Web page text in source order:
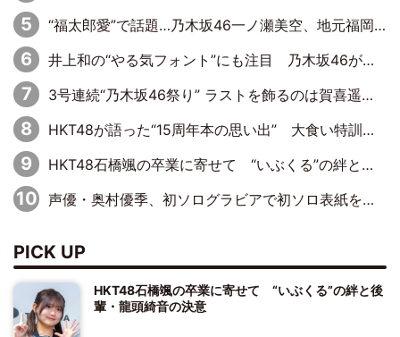
“福太郎愛”で話題…乃木坂46一ノ瀬美空、地元福岡『めんべい25周年トップサポーター』に就任
井上和の“やる気フォント”にも注目 乃木坂46が挑んだ書道パフォーマンスの舞台裏
3号連続“乃木坂46祭り” ラストを飾るのは賀喜遥香…5年ぶりの登場に「5年分大人になった私を見ていただけたら」
HKT48が語った“15周年本の思い出” 大食い特訓・守護霊企画・制服グラビア…盛りだくさんの裏話
HKT48石橋颯の卒業に寄せて “いぶくる”の絆と後輩・龍頭綺音の決意
声優・奥村優季、初ソログラビアで初ソロ表紙を飾る！ 初めて見せる表情や、声優を志したきっかけなどを語った必読のインタビューを掲載
PICK UP
HKT48石橋颯の卒業に寄せて “いぶくる”の絆と後
輩・龍頭綺音の決意